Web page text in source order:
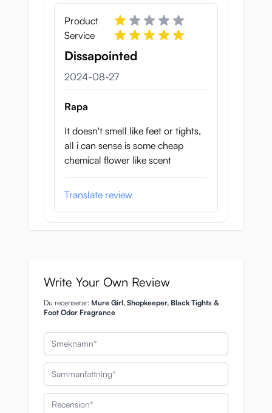
Product
Service
Dissapointed
27 augusti 2024
2024-08-27
Rapa
It doesn't smell like feet or tights,
all i can sense is some cheap
chemical flower like scent
Translate review
Write Your Own Review
Du recenserar: Mure Girl, Shopkeeper, Black Tights &
Foot Odor Fragrance
Smeknamn
Sammanfattning
Recension